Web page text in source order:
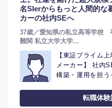
選
選
選
選
名SIerからもっと人間的な
カーの社内SEへ
37歳／愛知県の私立高等学校
難関 私立大学大学...
【東証プライム
メーカー】 社内
構築・運用を担う
転職体